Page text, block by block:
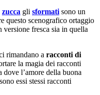
zucca gli sformatisono un
questo scenografico ortaggio
fresca sia in quella
rimandano a racconti di
la magia dei racconti
l’amore della buona
sono essi stessi racconti